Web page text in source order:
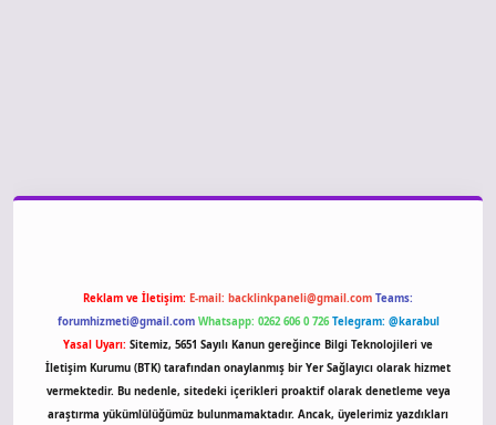
Reklam ve İletişim: E-mail: backlinkpaneli@gmail.com Teams:
forumhizmeti@gmail.com Whatsapp: 0262 606 0 726 Telegram: @karabul
Yasal Uyarı: Sitemiz, 5651 Sayılı Kanun gereğince Bilgi Teknolojileri ve
İletişim Kurumu (BTK) tarafından onaylanmış bir Yer Sağlayıcı olarak hizmet
vermektedir. Bu nedenle, sitedeki içerikleri proaktif olarak denetleme veya
araştırma yükümlülüğümüz bulunmamaktadır. Ancak, üyelerimiz yazdıkları